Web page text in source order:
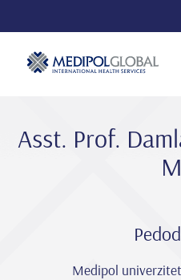
Asst. Prof.
Medipol